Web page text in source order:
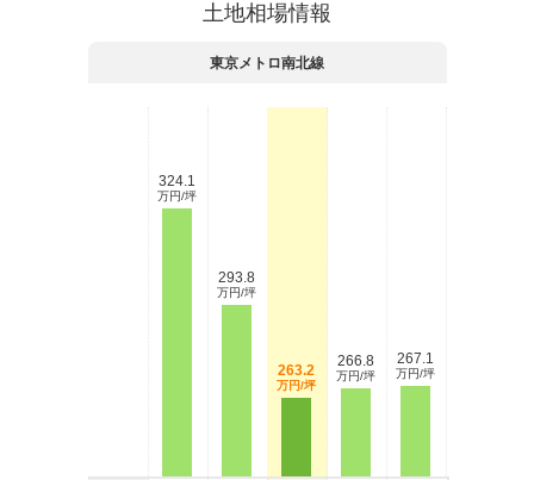
土地相場情報
東京メトロ南北線
324.1
万円/坪
293.8
万円/坪
263.2
万円/坪
266.8
万円/坪
267.1
万円/坪